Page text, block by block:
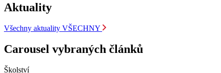
Aktuality
Všechny aktuality VŠECHNY
Carousel vybraných článků
Školství